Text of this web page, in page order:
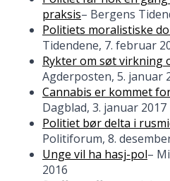
praksis– Bergens
Politiets moralistiske
Tidendene, 7. februar
Rykter om søt virkning
Agderposten, 5. januar
Cannabis er kommet
Dagblad, 3. januar 2017
Politiet bør delta i
Politiforum, 8.
Unge vil ha hasj-pol–
2016